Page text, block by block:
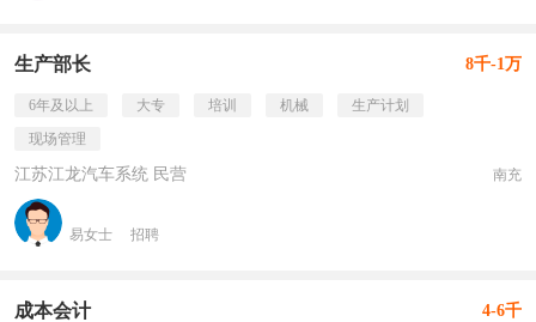
生产部长 8千-1万
6年及以上 大专 培训 机械
生产计划
现场管理
江苏江龙汽车系统 民营 南充
易女士 招聘
成本会计 4-6千